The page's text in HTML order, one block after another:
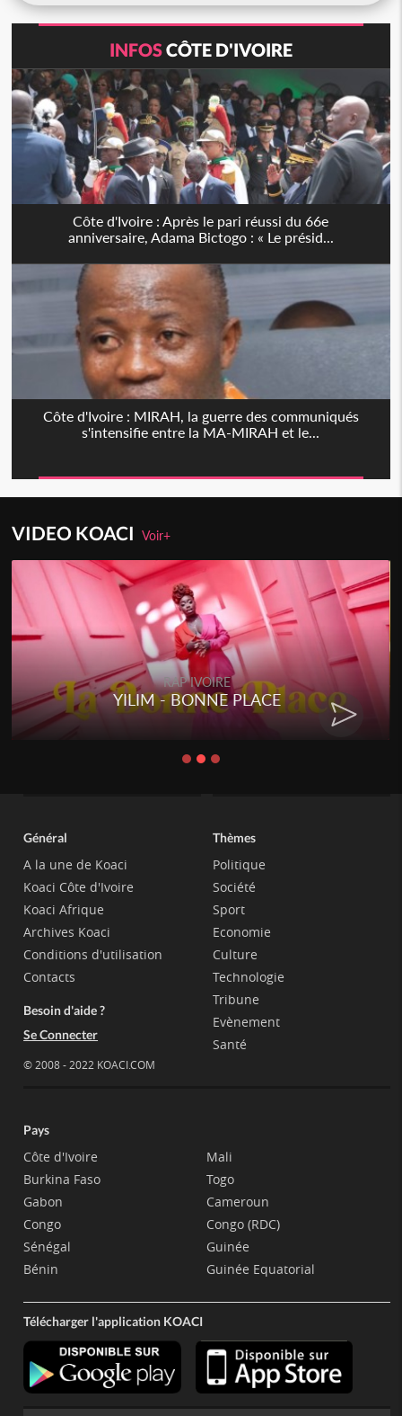
INFOSCÔTE D'IVOIRE
Côte d'Ivoire : Après le pari réussi du 66e
anniversaire, Adama Bictogo : « Le présid...
Côte d'Ivoire : MIRAH, la guerre des communiqués
s'intensifie entre la MA-MIRAH et le...
VIDEO KOACIVoir+
RAP IVOIRE
YILIM - BONNE PLACE
Général
A la une de Koaci
Koaci Côte d'Ivoire
Koaci Afrique
Archives Koaci
Conditions d'utilisation
Contacts
Besoin d'aide ?
Se Connecter
© 2008 - 2022 KOACI.COM
Thèmes
Politique
Société
Sport
Economie
Culture
Technologie
Tribune
Evènement
Santé
Pays
Côte d'Ivoire
Burkina Faso
Gabon
Congo
Sénégal
Bénin
Mali
Togo
Cameroun
Congo (RDC)
Guinée
Guinée Equatorial
Télécharger l'application KOACI